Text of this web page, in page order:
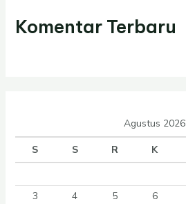
Komentar Terbaru
Agustus 2026
S
S R K
3
4 5 6